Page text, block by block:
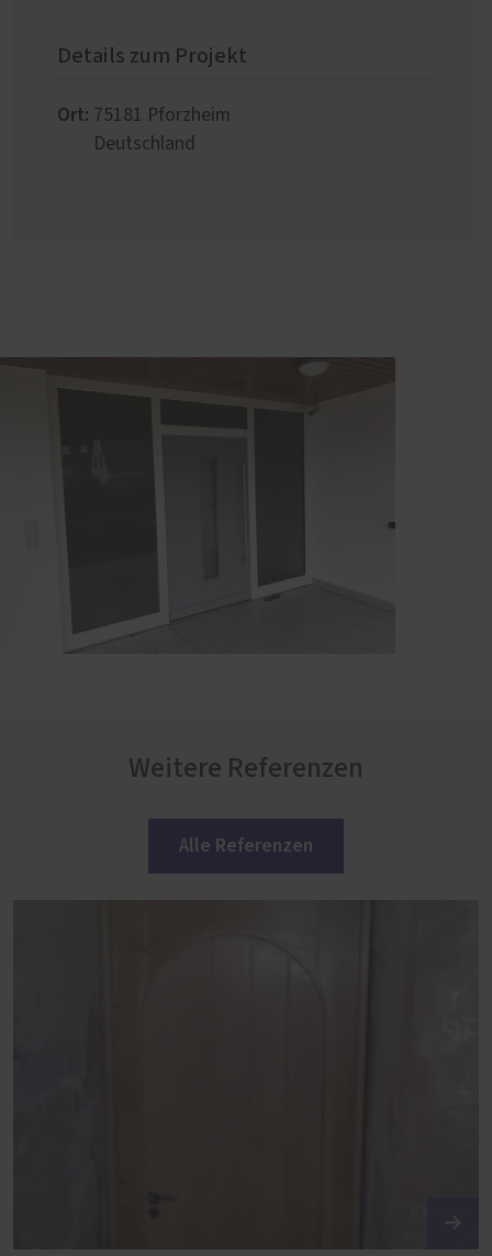
Details zum Projekt
Ort: 75181 Pforzheim
Deutschland
Weitere Referenzen
Alle Referenzen